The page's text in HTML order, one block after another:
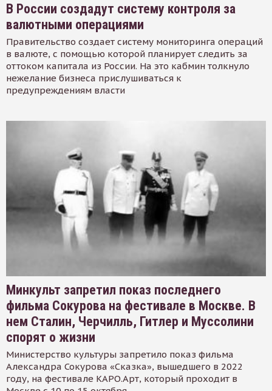
В России создадут систему контроля за
валютными операциями
Правительство создает систему мониторинга операций
в валюте, с помощью которой планирует следить за
оттоком капитала из России. На это кабмин толкнуло
нежелание бизнеса прислушиваться к
предупреждениям власти
Минкульт запретил показ последнего
фильма Сокурова на фестивале в Москве. В
нем Сталин, Черчилль, Гитлер и Муссолини
спорят о жизни
Министерство культуры запретило показ фильма
Александра Сокурова «Сказка», вышедшего в 2022
году, на фестивале КАРО.Арт, который проходит в